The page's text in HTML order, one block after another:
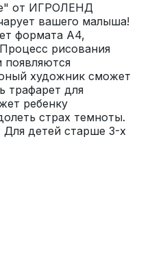
от ИГРОЛЕНД
вашего малыша!
формата A4,
рисования
появляются
художник сможет
трафарет для
ребенку
страх темноты.
Для детей старше 3-х